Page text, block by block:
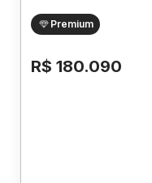
Premium
R$ 180.090